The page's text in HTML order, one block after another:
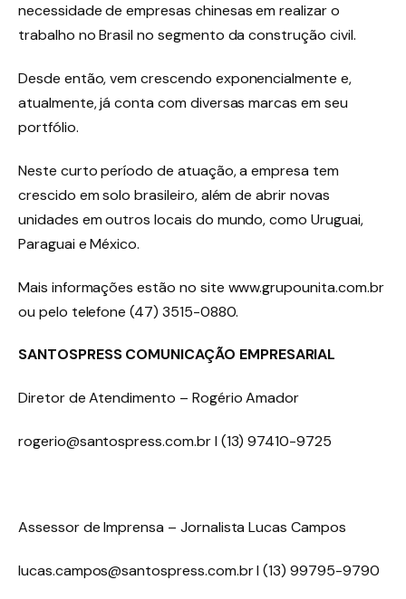
necessidade de empresas chinesas em realizar o
trabalho no Brasil no segmento da construção civil.
Desde então, vem crescendo exponencialmente e,
atualmente, já conta com diversas marcas em seu
portfólio.
Neste curto período de atuação, a empresa tem
crescido em solo brasileiro, além de abrir novas
unidades em outros locais do mundo, como Uruguai,
Paraguai e México.
Mais informações estão no site www.grupounita.com.br
ou pelo telefone (47) 3515-0880.
SANTOSPRESS COMUNICAÇÃO EMPRESARIAL
Diretor de Atendimento – Rogério Amador
rogerio@santospress.com.brl (13) 97410-9725
Assessor de Imprensa – Jornalista Lucas Campos
lucas.campos@santospress.com.brl (13) 99795-9790